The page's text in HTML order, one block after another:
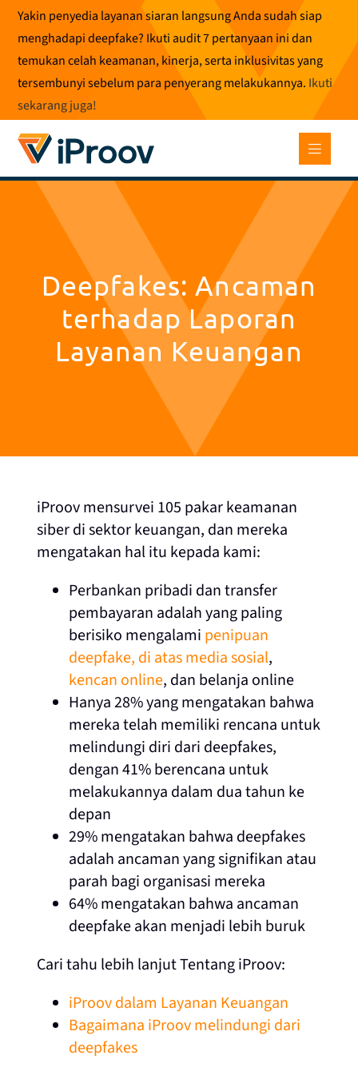
Loncat
konten
Yakin penyedia layanan siaran langsung Anda sudah siap
menghadapi deepfake? Ikuti audit 7 pertanyaan ini dan
temukan celah keamanan, kinerja, serta inklusivitas yang
tersembunyi sebelum para penyerang melakukannya. Ikuti
sekarang juga!
Deepfakes: Ancaman
terhadap Laporan
Layanan Keuangan
iProov mensurvei 105 pakar keamanan
siber di sektor keuangan, dan mereka
mengatakan hal itu kepada kami:
Perbankan pribadi dan transfer
pembayaran adalah yang paling
berisiko mengalami penipuan
deepfake, di atas media sosial,
kencan online, dan belanja online
Hanya 28% yang mengatakan bahwa
mereka telah memiliki rencana untuk
melindungi diri dari deepfakes,
dengan 41% berencana untuk
melakukannya dalam dua tahun ke
depan
29% mengatakan bahwa deepfakes
adalah ancaman yang signifikan atau
parah bagi organisasi mereka
64% mengatakan bahwa ancaman
deepfake akan menjadi lebih buruk
Cari tahu lebih lanjut Tentang iProov:
iProov dalam Layanan Keuangan
Bagaimana iProov melindungi dari
deepfakes